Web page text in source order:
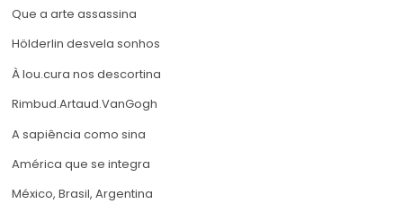
Que a arte assassina
Hölderlin desvela sonhos
À lou.cura nos descortina
Rimbud.Artaud.VanGogh
A sapiência como sina
América que se integra
México, Brasil, Argentina